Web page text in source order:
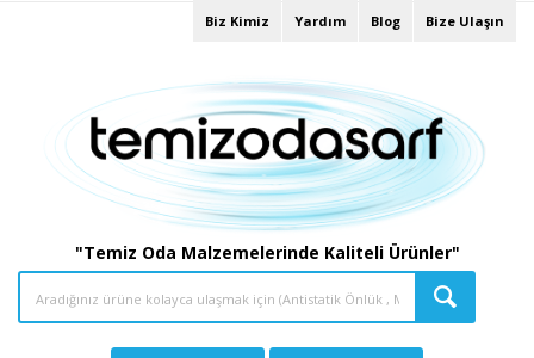
Biz Kimiz Yardım Blog Bize Ulaşın
"Temiz Oda Malzemelerinde Kaliteli Ürünler"